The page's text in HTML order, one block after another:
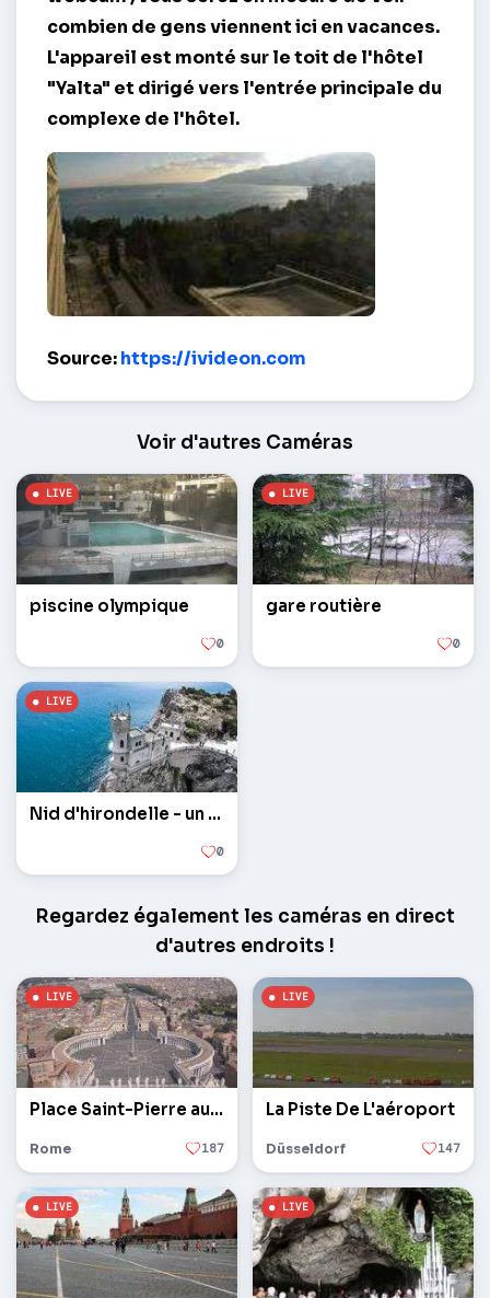
combien de gens viennent ici en vacances.
L'appareil est monté sur le toit de l'hôtel
"Yalta" et dirigé vers l'entrée principale du
complexe de l'hôtel.
Source:https://ivideon.com
Voir d'autres Caméras
piscine olympique
0
gare routière
0
Nid d'hirondelle - un château sur un rocher
0
Regardez également les caméras en direct
d'autres endroits !
Place Saint-Pierre au Vatican
Rome 187
La Piste De L'aéroport
Düsseldorf 147